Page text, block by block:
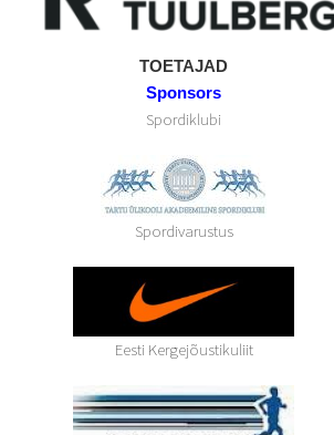
TOETAJAD
Sponsors
Spordiklubi
Spordivarustus
Eesti Kergejõustikuliit